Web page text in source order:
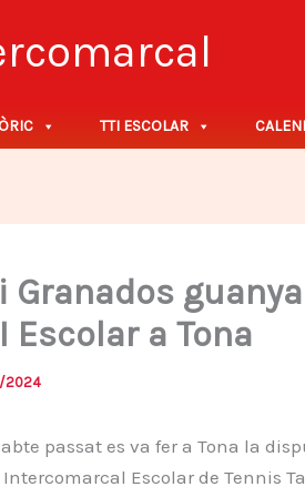
TTI ESCOLAR
Granados
Escolar a Tona
2024
passat es va fer a Tona la
Escolar de Tennis